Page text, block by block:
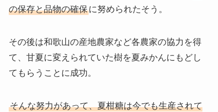
の保存と品物の確保に努められたそう。
その後は和歌山の産地農家など各農家の協力を得
て、甘夏に変えられていた樹を夏みかんにもどし
てもらうことに成功。
そんな努力があって、夏柑糖は今でも生産されて